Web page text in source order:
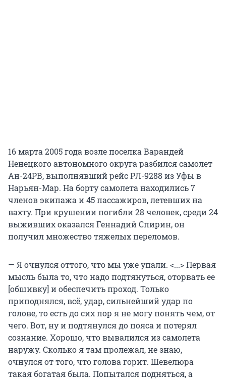
16 марта 2005 года возле поселка Варандей
Ненецкого автономного округа разбился самолет
Ан-24РВ, выполнявший рейс РЛ-9288 из Уфы в
Нарьян-Мар. На борту самолета находились 7
членов экипажа и 45 пассажиров, летевших на
вахту. При крушении погибли 28 человек, среди 24
выживших оказался Геннадий Спирин, он
получил множество тяжелых переломов.
— Я очнулся оттого, что мы уже упали. <...> Первая
мысль была то, что надо подтянуться, оторвать ее
[обшивку] и обеспечить проход. Только
приподнялся, всё, удар, сильнейший удар по
голове, то есть до сих пор я не могу понять чем, от
чего. Вот, ну и подтянулся до пояса и потерял
сознание. Хорошо, что вывалился из самолета
наружу. Сколько я там пролежал, не знаю,
очнулся от того, что голова горит. Шевелюра
такая богатая была. Попытался подняться, а